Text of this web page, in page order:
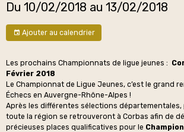
Du 10/02/2018 au 13/02/2018
Ajouter au calendrier
Les prochains Championnats de ligue jeunes :
Février 2018
Le Championnat de Ligue Jeunes, c’est le grand
Échecs en Auvergne-Rhône-Alpes !
Après les différentes sélections départementales,
toute la région se retrouveront à Corbas afin de
précieuses places qualificatives pour le